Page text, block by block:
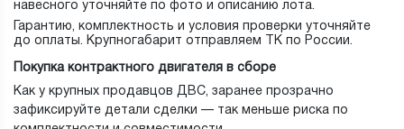
навесного уточняйте по фото и описанию лота.
Гарантию, комплектность и условия проверки уточняйте
до оплаты. Крупногабарит отправляем ТК по России.
Покупка контрактного двигателя в сборе
Как у крупных продавцов ДВС, заранее прозрачно
зафиксируйте детали сделки — так меньше риска по